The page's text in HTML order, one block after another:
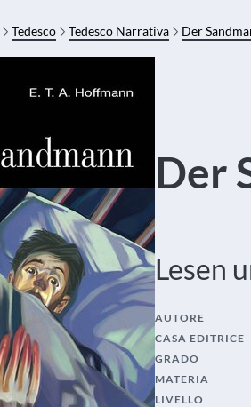
Tedesco Tedesco Narrativa Der
Der
Lesen
AUTORE
CASA EDITRICE
GRADO
MATERIA
LIVELLO